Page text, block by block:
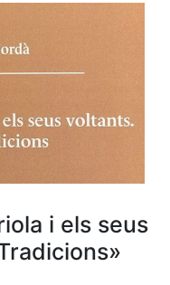
i els seus